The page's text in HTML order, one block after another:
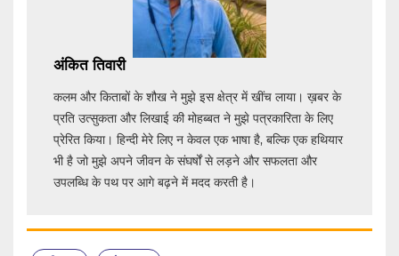
अंकित तिवारी
कलम और किताबों के शौख ने मुझे इस क्षेत्र में खींच लाया। ख़बर के
प्रति उत्सुकता और लिखाई की मोहब्बत ने मुझे पत्रकारिता के लिए
प्रेरित किया। हिन्दी मेरे लिए न केवल एक भाषा है, बल्कि एक हथियार
भी है जो मुझे अपने जीवन के संघर्षों से लड़ने और सफलता और
उपलब्धि के पथ पर आगे बढ़ने में मदद करती है।